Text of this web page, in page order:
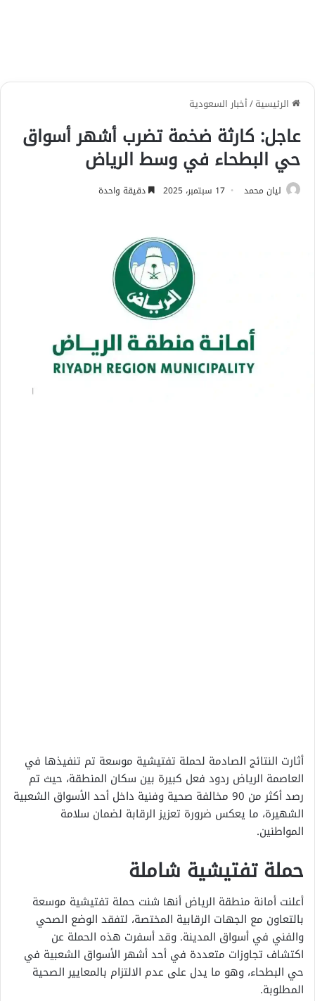
الرئيسية/أخبار السعودية
عاجل: كارثة ضخمة تضرب أشهر أسواق
حي البطحاء في وسط الرياض
ليان محمد 17 سبتمبر، 2025 دقيقة واحدة
أثارت النتائج الصادمة لحملة تفتيشية موسعة تم تنفيذها في
العاصمة الرياض ردود فعل كبيرة بين سكان المنطقة، حيث تم
رصد أكثر من 90 مخالفة صحية وفنية داخل أحد الأسواق الشعبية
الشهيرة، ما يعكس ضرورة تعزيز الرقابة لضمان سلامة
المواطنين.
حملة تفتيشية شاملة
أعلنت أمانة منطقة الرياض أنها شنت حملة تفتيشية موسعة
بالتعاون مع الجهات الرقابية المختصة، لتفقد الوضع الصحي
والفني في أسواق المدينة. وقد أسفرت هذه الحملة عن
اكتشاف تجاوزات متعددة في أحد أشهر الأسواق الشعبية في
حي البطحاء، وهو ما يدل على عدم الالتزام بالمعايير الصحية
المطلوبة.